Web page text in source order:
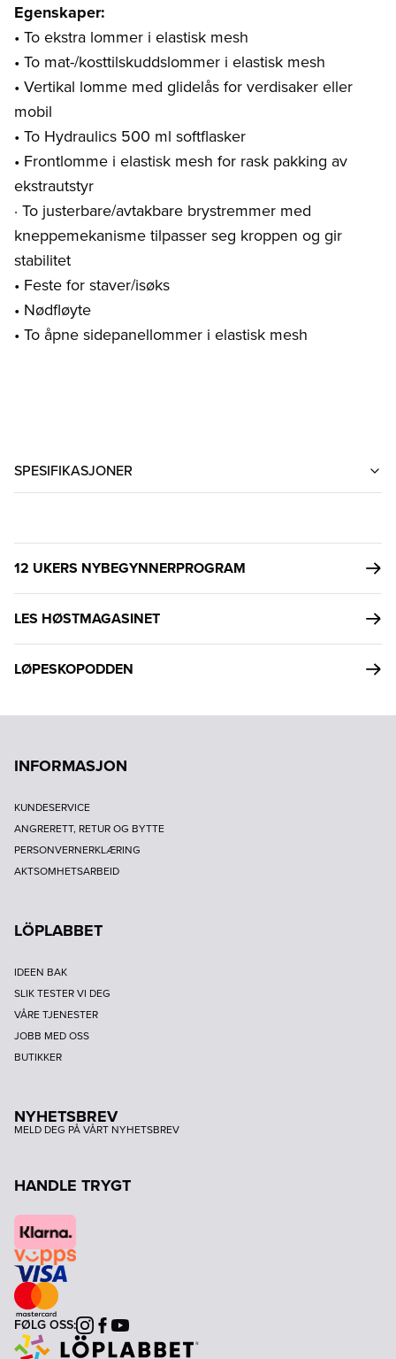
Egenskaper:
• To ekstra lommer i elastisk mesh
• To mat-/kosttilskuddslommer i elastisk mesh
• Vertikal lomme med glidelås for verdisaker eller
mobil
• To Hydraulics 500 ml softflasker
• Frontlomme i elastisk mesh for rask pakking av
ekstrautstyr
· To justerbare/avtakbare brystremmer med
kneppemekanisme tilpasser seg kroppen og gir
stabilitet
• Feste for staver/isøks
• Nødfløyte
• To åpne sidepanellommer i elastisk mesh
SPESIFIKASJONER
12 UKERS NYBEGYNNERPROGRAM
LES HØSTMAGASINET
LØPESKOPODDEN
INFORMASJON
KUNDESERVICE
ANGRERETT, RETUR OG BYTTE
PERSONVERNERKLÆRING
AKTSOMHETSARBEID
LÖPLABBET
IDEEN BAK
SLIK TESTER VI DEG
VÅRE TJENESTER
JOBB MED OSS
BUTIKKER
NYHETSBREV
MELD DEG PÅ VÅRT NYHETSBREV
HANDLE TRYGT
FØLG OSS:Instagram
Facebook
Youtube